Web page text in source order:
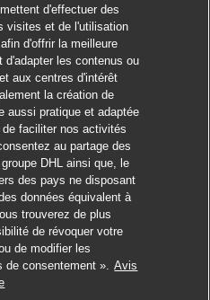
d'effectuer des
visites et de l'utilisation
d'offrir la meilleure
d'adapter les contenus ou
aux centres d'intérêt
la création de
aussi pratique et adaptée
faciliter nos activités
au partage des
DHL ainsi que, le
des pays ne disposant
données équivalent à
trouverez de plus
de révoquer votre
de modifier les
de consentement ». Avis